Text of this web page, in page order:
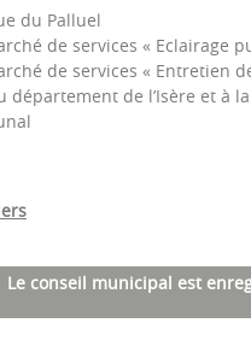
du Palluel
de services « Eclairage
de services « Entretien
de l’Isère et à
Le conseil municipal est